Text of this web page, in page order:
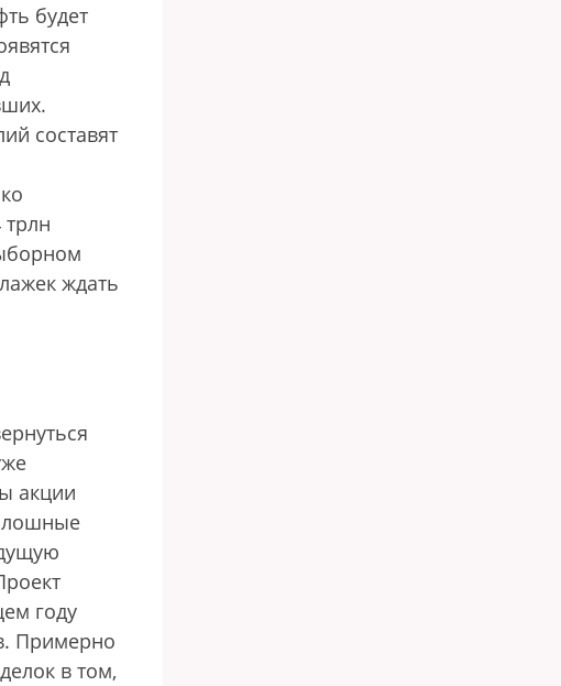
будет
составят
ждать
акции
году
Примерно
в том,